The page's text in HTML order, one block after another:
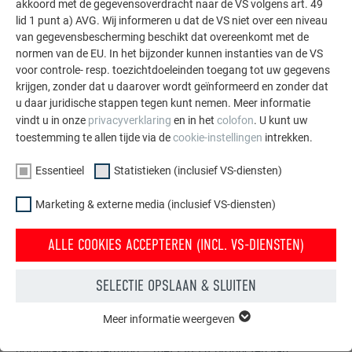
MEER REFERENTIES BEKIJKEN
akkoord met de gegevensoverdracht naar de VS volgens art. 49
lid 1 punt a) AVG. Wij informeren u dat de VS niet over een niveau
van gegevensbescherming beschikt dat overeenkomt met de
normen van de EU. In het bijzonder kunnen instanties van de VS
voor controle- resp. toezichtdoeleinden toegang tot uw gegevens
krijgen, zonder dat u daarover wordt geïnformeerd en zonder dat
u daar juridische stappen tegen kunt nemen. Meer informatie
vindt u in onze privacyverklaring en in het colofon. U kunt uw
toestemming te allen tijde via decookie-instellingen intrekken.
Essentieel Statistieken (inclusief VS-diensten)
Marketing & externe media (inclusief VS-diensten)
ALLE COOKIES ACCEPTEREN (INCL. VS-DIENSTEN)
SELECTIE OPSLAAN & SLUITEN
Meer informatie weergeven